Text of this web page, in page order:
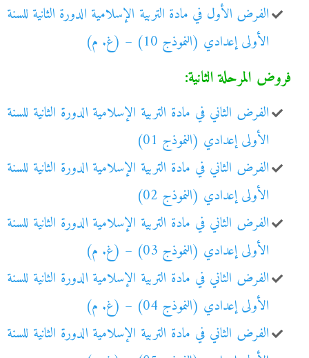
الفرض الأول في مادة التربية الإسلامية الدورة الثانية للسنة
الأولى إعدادي (النموذج 10) – (غ. م)
فروض المرحلة الثانية:
الفرض الثاني في مادة التربية الإسلامية الدورة الثانية للسنة
الأولى إعدادي (النموذج 01)
الفرض الثاني في مادة التربية الإسلامية الدورة الثانية للسنة
الأولى إعدادي (النموذج 02)
الفرض الثاني في مادة التربية الإسلامية الدورة الثانية للسنة
الأولى إعدادي (النموذج 03) – (غ. م)
الفرض الثاني في مادة التربية الإسلامية الدورة الثانية للسنة
الأولى إعدادي (النموذج 04) – (غ. م)
الفرض الثاني في مادة التربية الإسلامية الدورة الثانية للسنة